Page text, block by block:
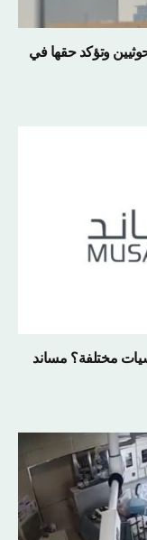
وتؤكد حقها في
مختلفة؟ مساند